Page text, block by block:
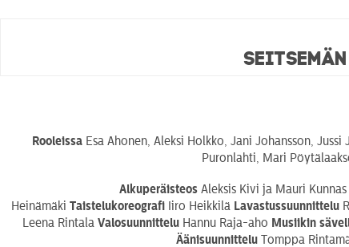
Rooleissa Esa Ahonen, Aleksi Holkko, Jani Johansson,
Puronlahti, Mari
Alkuperäisteos Aleksis Kivi ja Mauri Kunnas
HeinämäkiTaistelukoreografi Iiro Heikkilä Lavastussuunnittelu
Leena RintalaValosuunnittelu Hannu Raja-aho Musiikin
ÄänisuunnitteluTomppa